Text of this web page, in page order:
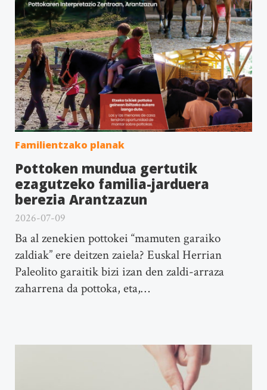
Familientzako planak
Pottoken mundua gertutik
ezagutzeko familia-jarduera
berezia Arantzazun
2026-07-09
Ba al zenekien pottokei “mamuten garaiko
zaldiak” ere deitzen zaiela? Euskal Herrian
Paleolito garaitik bizi izan den zaldi-arraza
zaharrena da pottoka, eta,…